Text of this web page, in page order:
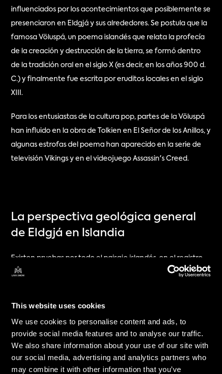
This website uses cookies
We use cookies to personalise content and ads, to
provide social media features and to analyse our traffic.
We also share information about your use of our site with
our social media, advertising and analytics partners who
may combine it with other information that you’ve
influenciados por los acontecimientos que posiblemente se
presenciaron en Eldgjá y sus alrededores. Se postula que la
famosa Völuspá, un poema islandés que relata la profecía
de la creación y destrucción de la tierra, se formó dentro
de la tradición oral en el siglo X (es decir, en los años 900 d.
C.) y finalmente fue escrita por eruditos locales en el siglo
XIII.
Para los entusiastas de la cultura pop, partes de la Völuspá
han influido en la obra de Tolkien en El Señor de los Anillos, y
algunas estrofas del poema han aparecido en la serie de
televisión Vikings y en el videojuego Assassin's Creed.
La perspectiva geológica general
de Eldgjá en Islandia
Existen pruebas por todo el paisaje islandés, en el registro
geológico de las rocas y en la huella geográfica, de que se
placas que divide la isla, a veces pueden ocurrir en pulsos,
creando períodos de actividad conectada y más intensa.
Se propone que el magma inyectado desde lo profundo de
la corteza terrestre se produce en olas o ráfagas, en lugar